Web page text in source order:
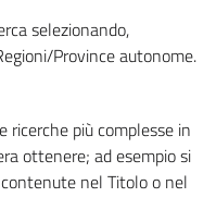
selezionando,
Province autonome.
ricerche più complesse in
ottenere; ad esempio si
nel Titolo o nel